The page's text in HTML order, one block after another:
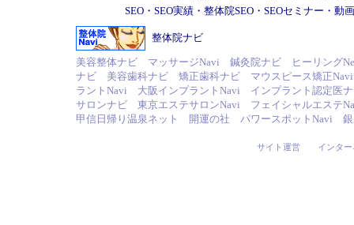
SEO ・ SEO実績 ・ 整体院SEO ・ SEOセミナー ・ 動
整体院ナビ
美容整体ナビ マッサージNavi 鍼灸院ナビ
ヒーリング
ナビ
美容歯科ナビ 矯正歯科ナビ
マウスピース矯正Navi
ラントNavi
大阪インプラントNavi
インプラント認定医
サロンナビ
東京エステサロンNavi
フェイシャルエステ
甲信日帰り温泉ネット
開運の社 パワースポットNavi
サイト運営 インタ